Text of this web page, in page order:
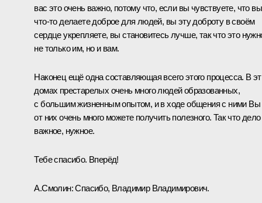
вас это очень важно, потому что, если вы чувствуете, что вы
что-то делаете доброе для людей, вы эту доброту в своём
сердце укрепляете, вы становитесь лучше, так что это
не только им, но и вам.
Наконец ещё одна составляющая всего этого процесса. В
домах престарелых очень много людей образованных,
с большим жизненным опытом, и в ходе общения с ними Вы
от них очень много можете получить полезного. Так что дело
важное, нужное.
Тебе спасибо. Вперёд!
А.Смолин:Спасибо, Владимир Владимирович.